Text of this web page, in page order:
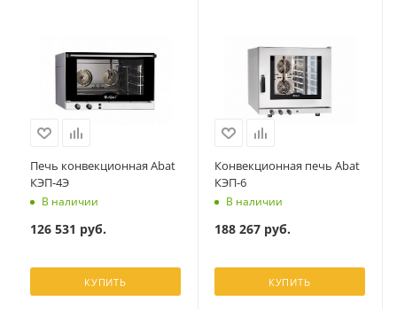
Печь конвекционная Abat
КЭП-4Э
В наличии
126 531 руб.
КУПИТЬ
Конвекционная печь Abat
КЭП-6
В наличии
188 267руб.
КУПИТЬ